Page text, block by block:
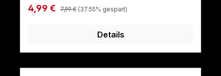
Interviews, aber vor allem: In gewohnter
fürs Detail. Die 2. Ausgabe 2023 steht ganz
insgesamt 33 Festivals wie dem Alpen Flair,
Verkaufspreis:
4,99 € Regulärer Preis:
7,99 € (37.55% gespart)
Details